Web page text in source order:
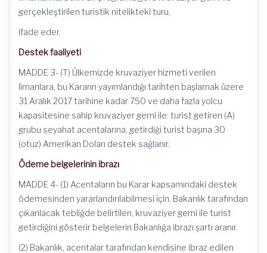
gerçekleştirilen turistik nitelikteki turu,
ifade eder.
Destek faaliyeti
MADDE 3- (T) Ülkemizde kruvaziyer hizmeti verilen
limanlara, bu Kararın yayımlandığı tarihten başlamak üzere
31 Aralık 2017 tarihine kadar 750 ve daha fazla yolcu
kapasitesine sahip kruvaziyer gemi ile: turist getiren (A)
grubu seyahat acentalarına, getirdiği turist başına 30
(otuz) Amerikan Doları destek sağlanır.
Ödeme belgelerinin ibrazı
MADDE 4- (1) Acentaların bu Karar kapsamındaki destek
ödemesinden yararlandırılabilmesi için, Bakanlık tarafından
çıkarılacak tebliğde belirtilen, kruvaziyer gemi ile turist
getirdiğini gösterir belgelerin Bakanlığa ibrazı şartı aranır.
(2) Bakanlık, acentalar tarafından kendisine ibraz edilen